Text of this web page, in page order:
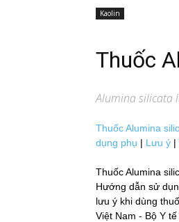
Kaolin
Thuốc
Alumina silicata
Thuốc Alumina
dụng phụ | Lưu ý |
Thuốc Alumina
Hướng dẫn sử
lưu ý khi dùng
Việt Nam - Bộ Y